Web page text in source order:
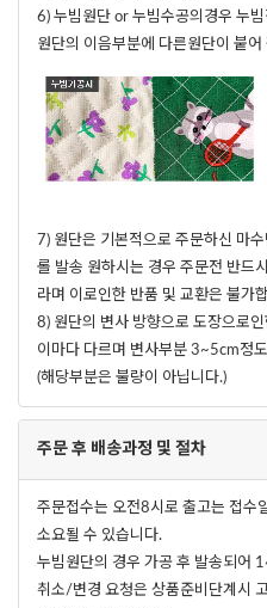
6) 누빔원단 or 누빔수공의경우 누
원단의 이음부분에 다른원단이 붙어
7) 원단은 기본적으로 주문하신 마
롤 발송 원하시는 경우 주문전 반드
라며 이로인한 반품 및 교환은 불가
8) 원단의 변사 방향으로 도장으로
이마다 다르며 변사부분 3~5cm정
(해당부분은 불량이 아닙니다.)
주문 후 배송과정 및 절차
주문접수는 오전8시로 출고는 접수
소요될 수 있습니다.
누빔원단의 경우 가공 후 발송되어
취소/변경 요청은 상품준비단계시